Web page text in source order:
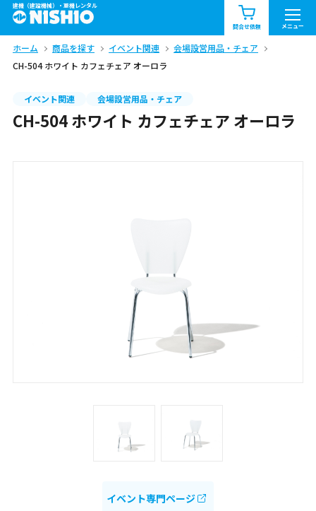
建機（建設機械）・重機レンタル
問合せ依頼 メニュー
商品一覧 お知らせ一覧
問合せ依頼リスト お問合せ
北海道 東北 関東
ホーム 商品を探す イベント関連
会場設営用品・チェア
CH-504 ホワイト カフェチェア オーロラ
イベント関連 会場設営用品・チェア
CH-504 ホワイト カフェチェア オーロラ
イベント専門ページ